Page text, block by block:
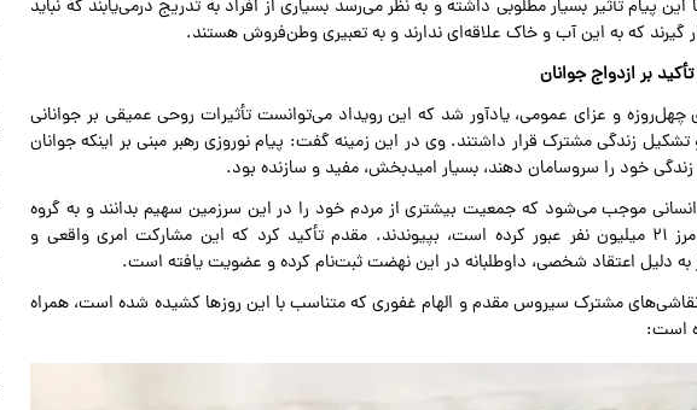
این پیام تأثیر بسیار مطلوبی داشته و به نظر می‌رسد بسیاری از افراد به تدریج درمی‌یابند که نباید
گیرند که به این آب و خاک علاقه‌ای ندارند و به تعبیری وطن‌فروش هستند.
بر ازدواج جوانان
چهل‌روزه و عزای عمومی، یادآور شد که این رویداد می‌توانست تأثیرات روحی عمیقی بر جوانانی
تشکیل زندگی مشترک قرار داشتند. وی در این زمینه گفت: پیام نوروزی رهبر مبنی بر اینکه جوانان
خود را سروسامان دهند، بسیار امیدبخش، مفید و سازنده بود.
موجب می‌شود که جمعیت بیشتری از مردم خود را در این سرزمین سهیم بدانند و به گروه
جان‌فدایی که شمار آنان از مرز ۲۱ میلیون نفر عبور کرده است، بپیوندند. مقدم تأکید کرد که این مشارکت امری واقعی و
به دلیل اعتقاد شخصی، داوطلبانه در این نهضت ثبت‌نام کرده و عضویت یافته است.
مشترک سیروس مقدم و الهام غفوری که متناسب با این روزها کشیده شده است، همراه
است: